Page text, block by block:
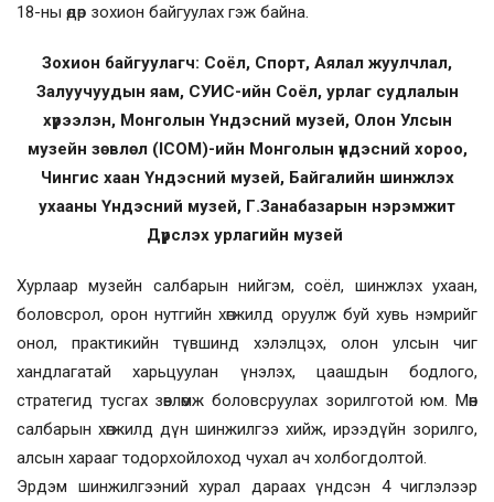
18-ны өдөр зохион байгуулах гэж байна.
Зохион байгуулагч: Соёл, Спорт, Аялал жуулчлал,
Залуучуудын яам, СУИС-ийн Соёл, урлаг судлалын
хүрээлэн, Монголын Үндэсний музей, Олон Улсын
музейн зөвлөл (ICOM)-ийн Монголын үндэсний хороо,
Чингис хаан Үндэсний музей, Байгалийн шинжлэх
ухааны Үндэсний музей, Г.Занабазарын нэрэмжит
Дүрслэх урлагийн музей
Хурлаар музейн салбарын нийгэм, соёл, шинжлэх ухаан,
боловсрол, орон нутгийн хөгжилд оруулж буй хувь нэмрийг
онол, практикийн түвшинд хэлэлцэх, олон улсын чиг
хандлагатай харьцуулан үнэлэх, цаашдын бодлого,
стратегид тусгах зөвлөмж боловсруулах зорилготой юм. Мөн
салбарын хөгжилд дүн шинжилгээ хийж, ирээдүйн зорилго,
алсын харааг тодорхойлоход чухал ач холбогдолтой.
Эрдэм шинжилгээний хурал дараах үндсэн 4 чиглэлээр